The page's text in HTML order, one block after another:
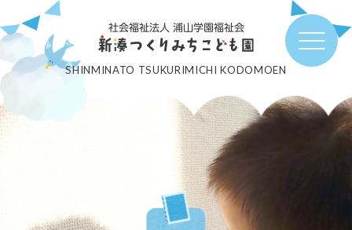
社会福祉法人 浦山学園福祉会
SHINMINATO TSUKURIMICHI KODOMOEN